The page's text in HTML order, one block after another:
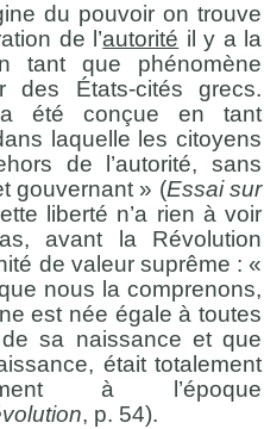
du pouvoir on trouve
de l’autorité il y a la
tant que phénomène
des États-cités grecs.
été conçue en tant
laquelle les citoyens
de l’autorité, sans
gouvernant » (Essai sur
liberté n’a rien à voir
avant la Révolution
de valeur suprême : «
nous la comprenons,
est née égale à toutes
sa naissance et que
était totalement
à l’époque
, p. 54).